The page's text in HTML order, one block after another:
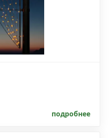
подробнее